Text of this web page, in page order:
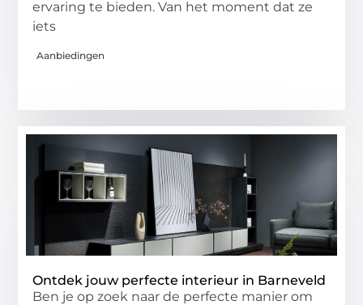
ervaring te bieden. Van het moment dat ze
iets
Aanbiedingen
Ontdek jouw perfecte interieur in Barneveld
Ben je op zoek naar de perfecte manier om